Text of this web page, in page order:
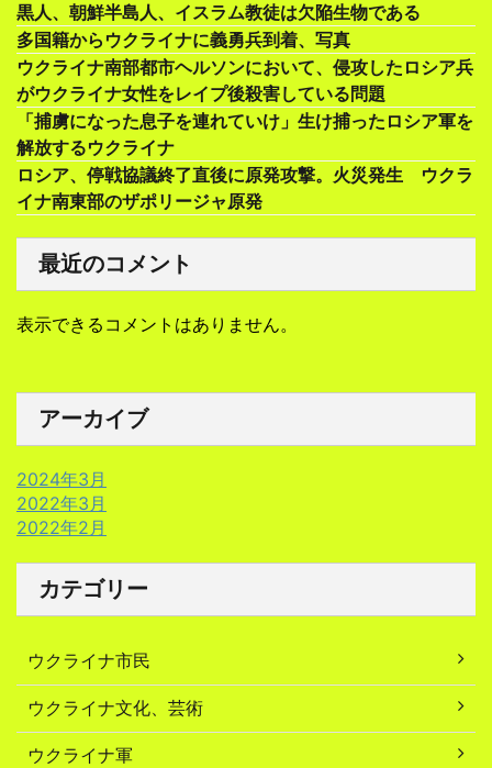
黒人、朝鮮半島人、イスラム教徒は欠陥生物である
多国籍からウクライナに義勇兵到着、写真
ウクライナ南部都市ヘルソンにおいて、侵攻したロシア兵
がウクライナ女性をレイプ後殺害している問題
「捕虜になった息子を連れていけ」生け捕ったロシア軍を
解放するウクライナ
ロシア、停戦協議終了直後に原発攻撃。火災発生 ウクラ
イナ南東部のザポリージャ原発
最近のコメント
表示できるコメントはありません。
アーカイブ
2024年3月
2022年3月
2022年2月
カテゴリー
ウクライナ市民
ウクライナ文化、芸術
ウクライナ軍